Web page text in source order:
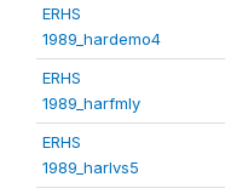
ERHS
1989_hardemo4
ERHS
1989_harfmly
ERHS
1989_harlvs5